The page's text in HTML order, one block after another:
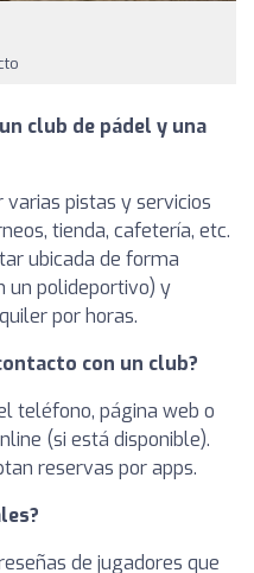
club de pádel y una
pistas y servicios
tienda, cafetería, etc.
ubicada de forma
un polideportivo) y
por horas.
con un club?
teléfono, página web o
(si está disponible).
reservas por apps.
de jugadores que